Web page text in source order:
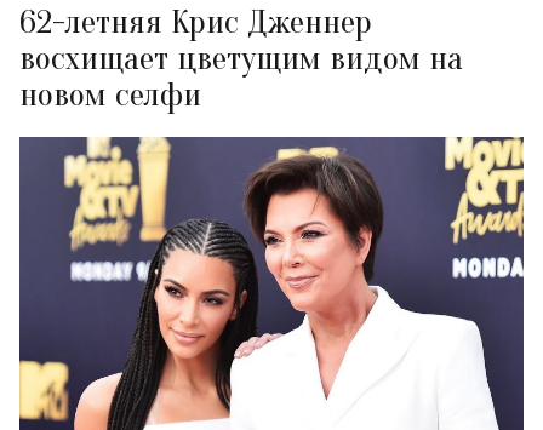
62-летняя Крис Дженнер
восхищает цветущим видом на
новом селфи